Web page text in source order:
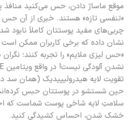
موقع ماساژ دادن، حس می‌کنید
«تنفسی تازه» هستند. خبری از آن
چربی‌های مفید پوستتان کاملاً نابود
نشان داده که برخی کاربران ممکن
«حس لیزی ملایم» را تجربه کنند؛
تقویت لایه هیدرولیپیدیک (همان سد
حین شستشو در پوستتان حبس
سلامتِ لایه شاخی پوست شماست که
خشک شدن، احساس کشیدگی کنید.